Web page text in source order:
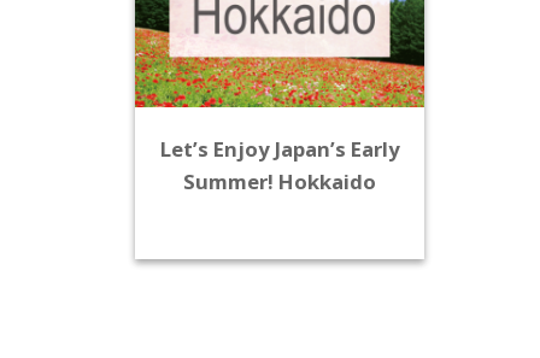
Let’s Enjoy Japan’s Early
Summer! Hokkaido